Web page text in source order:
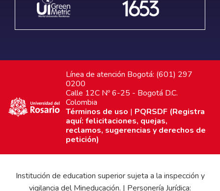
Línea de atención Bogotá: (601) 297
0200
Calle 12C Nº 6-25 - Bogotá D.C.
Colombia
Términos de uso | PQRSDF (Registra
aquí: felicitaciones, quejas,
reclamos, sugerencias y derechos de
petición)
Institución de education superior sujeta a la inspección y
vigilancia del Mineducación. | Personería Jurídica: